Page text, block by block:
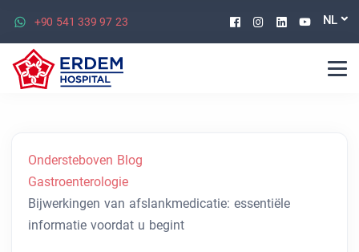
+90 541 339 97 23 Facebook
Instagram
Linkedin
NL
Ondersteboven Blog
Gastroenterologie
Bijwerkingen van afslankmedicatie: essentiële
informatie voordat u begint